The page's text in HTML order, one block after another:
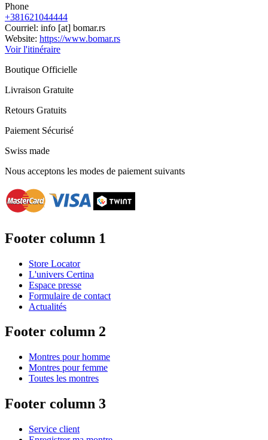
Phone
+381621044444
Courriel: info [at] bomar.rs
Website: https://www.bomar.rs
Voir l'itinéraire
Boutique Officielle
Livraison Gratuite
Retours Gratuits
Paiement Sécurisé
Swiss made
Nous acceptons les modes de paiement suivants
Footer column 1
Store Locator
L'univers Certina
Espace presse
Formulaire de contact
Actualités
Footer column 2
Montres pour homme
Montres pour femme
Toutes les montres
Footer column 3
Service client